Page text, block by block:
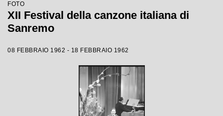
FOTO
XII Festival della canzone italiana di
Sanremo
08 FEBBRAIO 1962 - 18 FEBBRAIO 1962